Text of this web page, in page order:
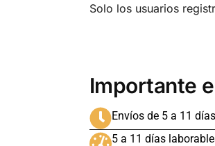
Solo los usuarios
Importante
Envíos de 5 a 11
5 a 11 días